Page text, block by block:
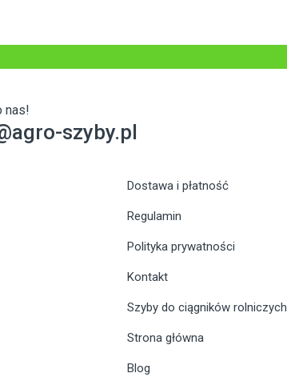
nas!
szyby.pl
Dostawa i płatność
Regulamin
Polityka prywatności
Kontakt
Szyby do ciągników rolniczych
Strona główna
Blog